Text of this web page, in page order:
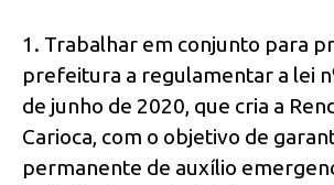
1. Trabalhar em conjunto para
prefeitura a regulamentar a lei
de junho de 2020, que cria a
Carioca, com o objetivo de
permanente de auxílio